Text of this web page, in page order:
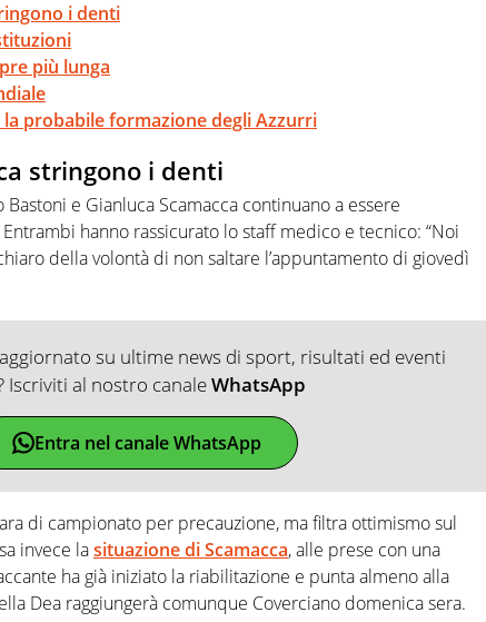
i denti
più lunga
probabile formazione degli Azzurri
stringono i denti
e Gianluca Scamacca continuano a essere
hanno rassicurato lo staff medico e tecnico: “Noi
della volontà di non saltare l’appuntamento di giovedì
su ultime news di sport, risultati ed eventi
Iscriviti al nostro canaleWhatsApp
Entra nel canale WhatsApp
di campionato per precauzione, ma filtra ottimismo sul
invece lasituazione di Scamacca, alle prese con una
ha già iniziato la riabilitazione e punta almeno alla
Dea raggiungerà comunque Coverciano domenica sera.